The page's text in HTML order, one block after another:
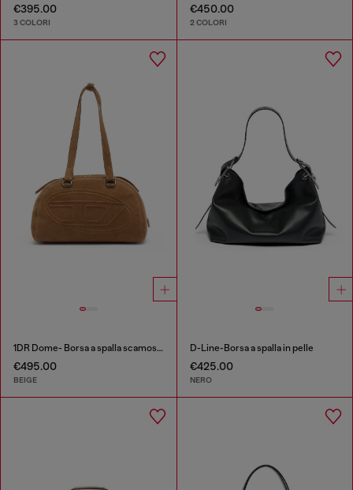
€395.00
3 COLORI
€450.00
2 COLORI
1DR Dome- Borsa a spalla scamosciata con Logo Oval D
€495.00
BEIGE
D-Line-Borsa a spalla in pelle
€425.00
NERO